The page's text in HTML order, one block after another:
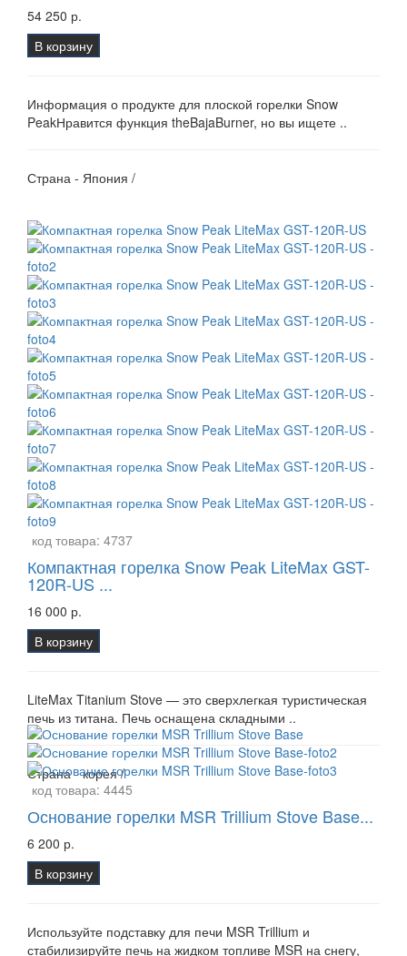
54 250 р.
В корзину
Информация о продукте для плоской горелки Snow
PeakНравится функция theBajaBurner, но вы ищете ..
Страна - Япония /
код товара: 4737
Компактная горелка Snow Peak LiteMax GST-
120R-US ...
16 000 р.
В корзину
LiteMax Titanium Stove — это сверхлегкая туристическая
печь из титана. Печь оснащена складными ..
Страна - корея /
код товара: 4445
Основание горелки MSR Trillium Stove Base...
6 200 р.
В корзину
Используйте подставку для печи MSR Trillium и
стабилизируйте печь на жидком топливе MSR на снегу,